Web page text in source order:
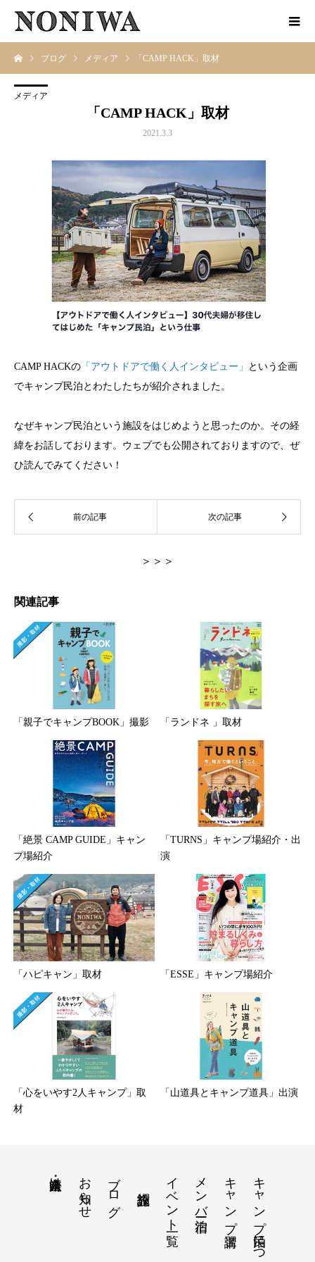
ブログ メディア 「CAMP HACK」取材
メディア
「CAMP HACK」取材
2021.3.3
CAMP HACKの 「アウトドアで働く人インタビュー」
という企画
でキャンプ民泊とわたしたちが紹介されました。
なぜキャンプ民泊という施設をはじめようと思ったのか。その経
緯をお話しております。ウェブでも公開されておりますので、ぜ
ひ読んでみてください！
＞＞＞
関連記事
「親子でキャンプBOOK」撮影 「ランドネ 」取材
「絶景 CAMP GUIDE」キャン
プ場紹介
「TURNS」キャンプ場紹介・出
演
「ハピキャン」取材 「ESSE」キャンプ場紹介
「心をいやす2人キャンプ」取
材
「山道具とキャンプ道具」出演
キャンプ民泊について
キャンプ講習
メンバー宿泊
イベント一覧
ブログ
お知らせ
法人・企業向け